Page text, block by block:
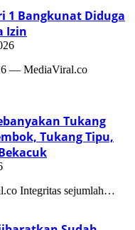
1 Bangkunat Diduga
Izin
— MediaViral.co
Tukang
Tukang Tipu,
Integritas sejumlah…